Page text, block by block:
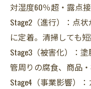
対湿度60％超・露点
Stage2（進行）：点
に定着。清掃しても短
Stage3（被害化）：
管周りの腐食、商品
Stage4（事業影響）